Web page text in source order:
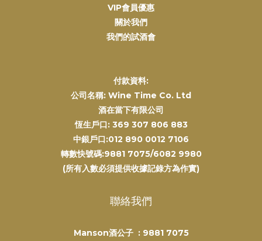
VIP會員優惠
關於我們
我們的試酒會
付款資料:
公司名稱: Wine Time Co. Ltd
酒在當下有限公司
恆生戶口: 369 307 806 883
中銀戶口:012 890 0012 7106
轉數快號碼:9881 7075/6082 9980
(所有入數必須提供收據記錄方為作實)
聯絡我們
Manson酒公子 : 9881 7075